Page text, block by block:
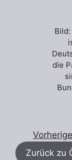
die
Zurück zu